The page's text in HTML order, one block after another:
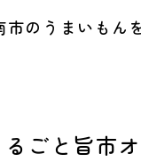
のうまいもん
るごと旨市